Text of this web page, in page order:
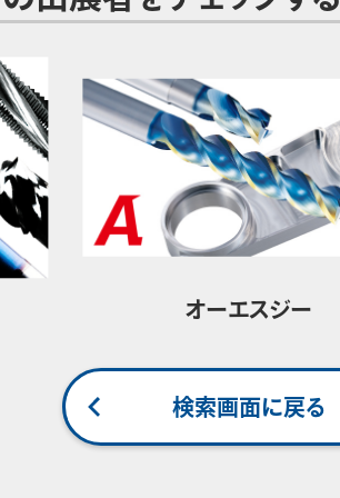
オーエスジー
検索画面に戻る